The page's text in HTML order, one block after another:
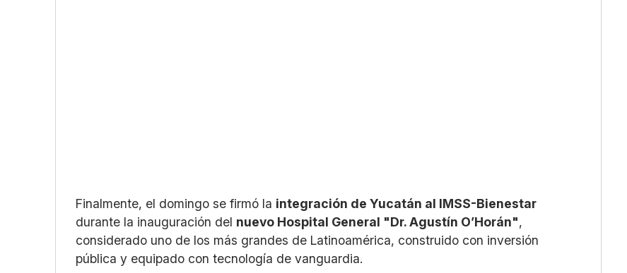
Finalmente, el domingo se firmó la integración de Yucatán al IMSS-Bienestar
durante la inauguración del nuevo Hospital General "Dr. Agustín O’Horán",
considerado uno de los más grandes de Latinoamérica, construido con inversión
pública y equipado con tecnología de vanguardia.